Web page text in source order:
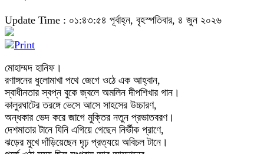
Update Time : ০১:৪৩:৫৪ পূর্বাহ্ন, বৃহস্পতিবার, ৪ জুন ২০২৬
মোহাম্মদ হানিফ।
রণাঙ্গনের ধুলোমাখা পথে জেগে ওঠে এক আহ্বান,
স্বাধীনতার স্বপ্ন বুকে জ্বলে অমলিন দীপশিখার গান।
কালুরঘাটের তরঙ্গে ভেসে আসে সাহসের উচ্চারণ,
অন্ধকার ভেদ করে জাগে মুক্তির নতুন প্রভাতবরণ।
দেশমাতার টানে যিনি এগিয়ে গেছেন নির্ভীক প্রাণে,
ঝড়ের মুখে দাঁড়িয়েছেন দৃঢ় প্রত্যয়ে অবিচল টানে।